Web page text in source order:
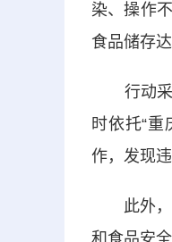
染、操作
食品储存
行动采用
时依托“
作，发现
此外，该
和食品安